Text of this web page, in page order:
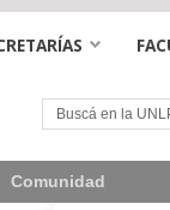
Comunidad